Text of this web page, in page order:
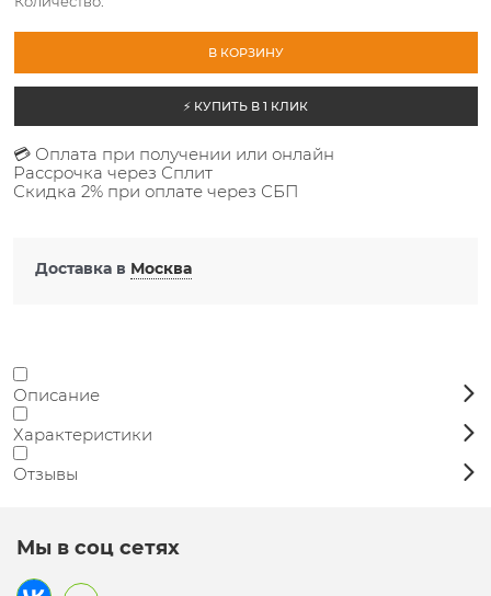
В КОРЗИНУ
⚡ КУПИТЬ В 1 КЛИК
💳 Оплата при получении или онлайн
Рассрочка через Сплит
Скидка 2% при оплате через СБП
Доставка в Москва
Описание
Характеристики
Отзывы
Мы в соц сетях